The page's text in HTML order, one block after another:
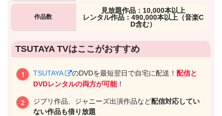
作品数
⾒放題作品：10,000本以上
レンタル作品：490,000本以上（音楽C
D含む）
TSUTAYA TVはここがおすすめ
TSUTAYA のDVDを最短翌日で自宅に配送！配信と
DVDレンタルの両方が可能！
ジブリ作品、ジャニーズ出演作品など配信対応してい
ない作品も借り放題